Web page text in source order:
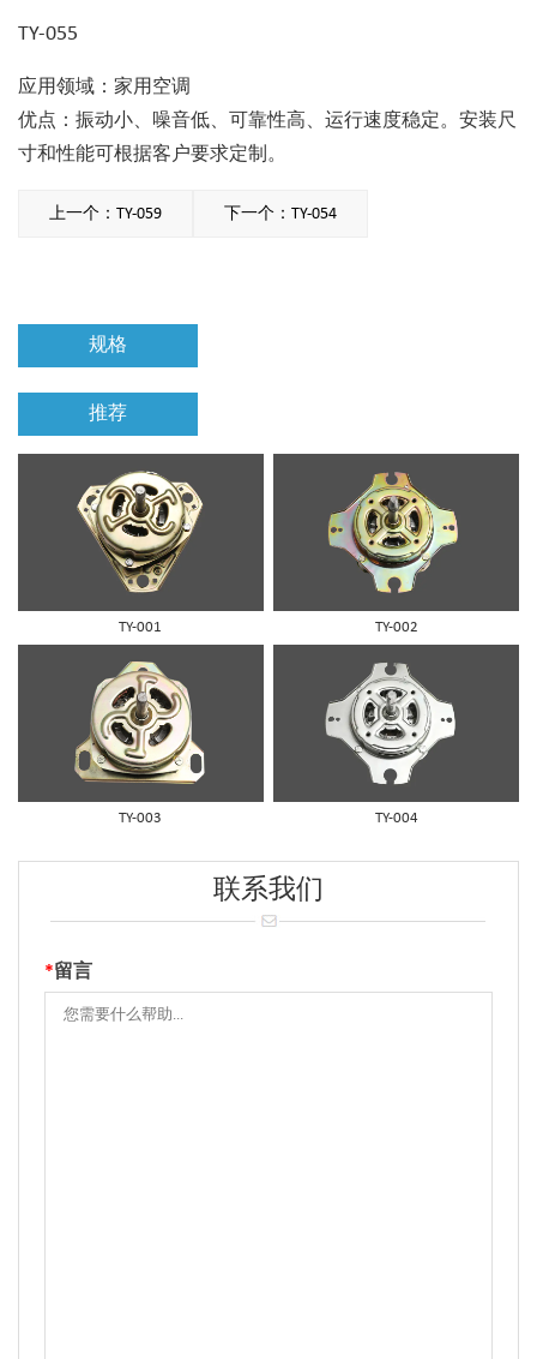
TY-055
应用领域：家用空调
优点：振动小、噪音低、可靠性高、运行速度稳定。安装尺
寸和性能可根据客户要求定制。
上一个：TY-059 下一个：TY-054
规格
推荐
TY-001 TY-002
TY-003 TY-004
联系我们
*留言